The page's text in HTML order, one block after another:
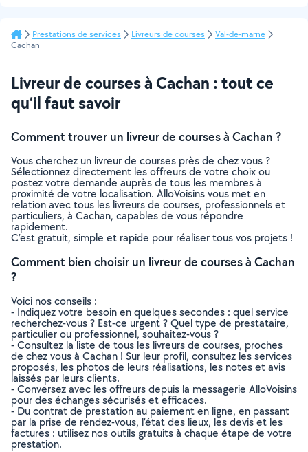
Prestations de services Livreurs de courses
Val-de-marne
Cachan
Livreur de courses à Cachan : tout ce
qu’il faut savoir
Comment trouver un livreur de courses à Cachan ?
Vous cherchez un livreur de courses près de chez vous ?
Sélectionnez directement les offreurs de votre choix ou
postez votre demande auprès de tous les membres à
proximité de votre localisation. AlloVoisins vous met en
relation avec tous les livreurs de courses, professionnels et
particuliers, à Cachan, capables de vous répondre
rapidement.
C’est gratuit, simple et rapide pour réaliser tous vos projets !
Comment bien choisir un livreur de courses à Cachan
?
Voici nos conseils :
- Indiquez votre besoin en quelques secondes : quel service
recherchez-vous ? Est-ce urgent ? Quel type de prestataire,
particulier ou professionnel, souhaitez-vous ?
- Consultez la liste de tous les livreurs de courses, proches
de chez vous à Cachan ! Sur leur profil, consultez les services
proposés, les photos de leurs réalisations, les notes et avis
laissés par leurs clients.
- Conversez avec les offreurs depuis la messagerie AlloVoisins
pour des échanges sécurisés et efficaces.
- Du contrat de prestation au paiement en ligne, en passant
par la prise de rendez-vous, l’état des lieux, les devis et les
factures : utilisez nos outils gratuits à chaque étape de votre
prestation.